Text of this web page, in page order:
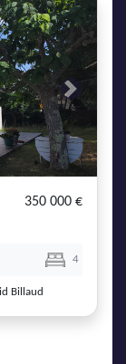
Next
350 000 €
4
Billaud